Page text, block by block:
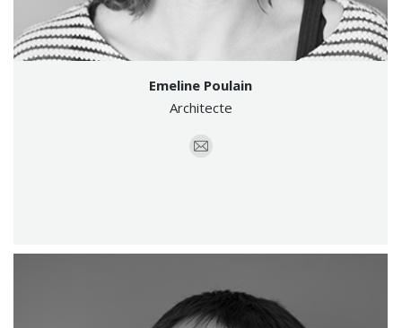
Emeline Poulain
Architecte
E-